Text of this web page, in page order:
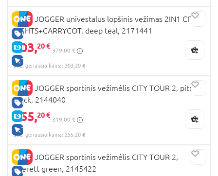
GERA KAINA
E-KAINA
TIK INTERNETU
BABY JOGGER univestalus lopšinis vežimas 2IN1 CITY
SIGHTS+CARRYCOT, deep teal, 2171441
303,20 €
379,00 €
30d. geriausia kaina: 303,20 €
GERA KAINA
E-KAINA
TIK INTERNETU
BABY JOGGER sportinis vežimėlis CITY TOUR 2, pitch
black, 2144040
255,20 €
319,00 €
30d. geriausia kaina: 255,20 €
GERA KAINA
BABY JOGGER sportinis vežimėlis CITY TOUR 2,
everett green, 2145422